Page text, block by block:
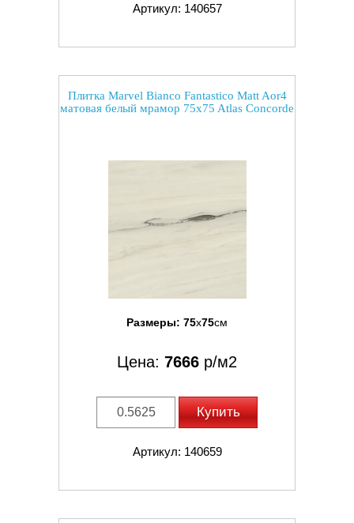
Артикул: 140657
Плитка Marvel Bianco Fantastico Matt Aor4
матовая белый мрамор 75x75 Atlas Concorde
Размеры: 75x75см
Цена: 7666 р/м2
Купить
Артикул: 140659